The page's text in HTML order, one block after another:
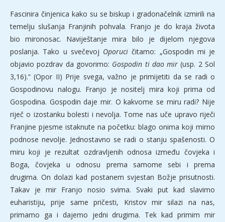
Fascinira činjenica kako su se biskup i gradonačelnik izmirili na
temelju slušanja Franjinih pohvala. Franjo je do kraja života
bio mironosac. Naviještanje mira bilo je dijelom njegova
poslanja. Tako u svečevoj Oporuci čitamo: „Gospodin mi je
objavio pozdrav da govorimo: Gospodin ti dao mir (usp. 2 Sol
3,16).“ (Opor II) Prije svega, važno je primijetiti da se radi o
Gospodinovu nalogu. Franjo je nositelj mira koji prima od
Gospodina. Gospodin daje mir. O kakvome se miru radi? Nije
riječ o izostanku bolesti i nevolja. Tome nas uče upravo riječi
Franjine pjesme istaknute na početku: blago onima koji mirno
podnose nevolje. Jednostavno se radi o stanju spašenosti. O
miru koji je rezultat ozdravljenih odnosa između čovjeka i
Boga, čovjeka u odnosu prema samome sebi i prema
drugima. On dolazi kad postanem svjestan Božje prisutnosti.
Takav je mir Franjo nosio svima. Svaki put kad slavimo
euharistiju, prije same pričesti, Kristov mir silazi na nas,
primamo ga i dajemo jedni drugima. Tek kad primim mir